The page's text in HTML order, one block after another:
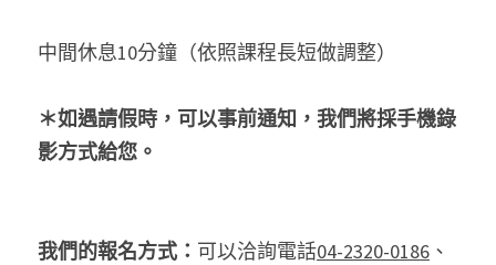
中間休息10分鐘（依照課程長短做調整）
＊如遇請假時，可以事前通知，我們將採手機錄
影方式給您。
我們的報名方式： 可以洽詢電話04-2320-0186 、